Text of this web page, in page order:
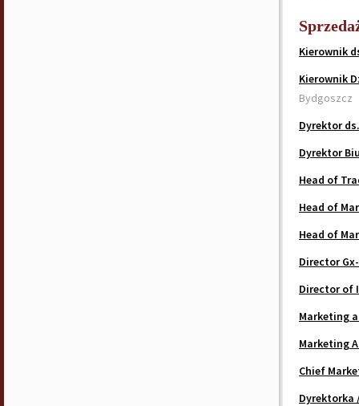
Kierownik
Kierownik
Bydgoszcz
Dyrektor
Dyrektor
Head of
Head of
Head of
Director
Director of
Marketing
Marketing
Chief
Dyrektorka